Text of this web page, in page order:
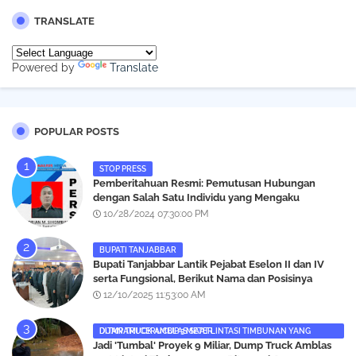
TRANSLATE
Powered by Translate
POPULAR POSTS
STOP PRESS
Pemberitahuan Resmi: Pemutusan Hubungan
dengan Salah Satu Individu yang Mengaku
Wartawan Analisismedia.com
10/28/2024 07:30:00 PM
BUPATI TANJABBAR
‎Bupati Tanjabbar Lantik Pejabat Eselon II dan IV
serta Fungsional, Berikut Nama dan Posisinya
12/10/2025 11:53:00 AM
DUMP TRUCK AMBLAS SAAT LINTASI TIMBUNAN YANG DITANAMI CERUCUP 3 METER
‎Jadi 'Tumbal' Proyek 9 Miliar, Dump Truck Amblas